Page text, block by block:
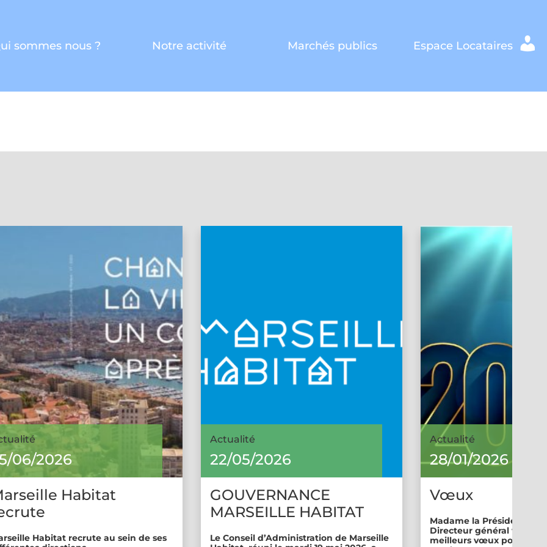
sommes nous ? Notre activité Marchés publics Espace Locataires
06/2026
Habitat
Habitat recrute au sein de ses
Actualité
22/05/2026
GOUVERNANCE
MARSEILLE HABITAT
Le Conseil d’Administration de Marseille
Actualité
28/01/2026
Vœux
Madame la Présidente et
Directeur général vous
meilleurs vœux pour